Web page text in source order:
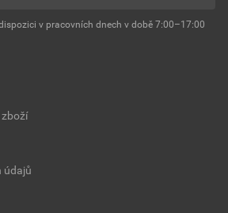
výrobku
25 kg
zboží
údajů
v pracovních dnech v době 7:00–17:00